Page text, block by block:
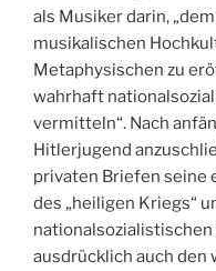
als Musiker darin,
musikalischen
Metaphysischen zu
wahrhaft
vermitteln“. Nach
Hitlerjugend
privaten Briefen seine
des „heiligen Kriegs“
nationalsozialistischen
ausdrücklich auch den